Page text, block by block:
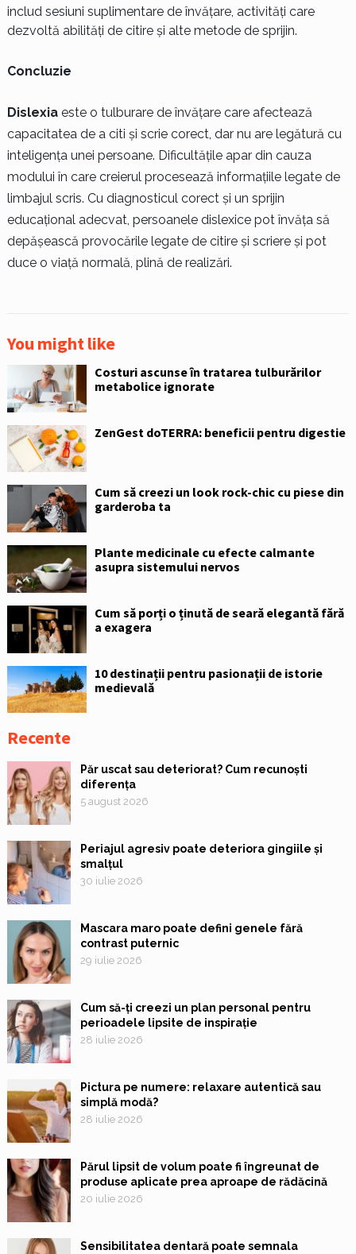
includ sesiuni suplimentare de învățare, activități care
dezvoltă abilități de citire și alte metode de sprijin.
Concluzie
Dislexiaeste o tulburare de învățare care afectează
capacitatea de a citi și scrie corect, dar nu are legătură cu
inteligența unei persoane. Dificultățile apar din cauza
modului în care creierul procesează informațiile legate de
limbajul scris. Cu diagnosticul corect și un sprijin
educațional adecvat, persoanele dislexice pot învăța să
depășească provocările legate de citire și scriere și pot
duce o viață normală, plină de realizări.
You might like
Costuri ascunse în tratarea tulburărilor
metabolice ignorate
ZenGest doTERRA: beneficii pentru digestie
Cum să creezi un look rock-chic cu piese din
garderoba ta
Plante medicinale cu efecte calmante
asupra sistemului nervos
Cum să porți o ținută de seară elegantă fără
a exagera
10 destinații pentru pasionații de istorie
medievală
Recente
Păr uscat sau deteriorat? Cum recunoști
diferența
5 august 2026
Periajul agresiv poate deteriora gingiile și
smalțul
30 iulie 2026
Mascara maro poate defini genele fără
contrast puternic
29 iulie 2026
Cum să-ți creezi un plan personal pentru
perioadele lipsite de inspirație
28 iulie 2026
Pictura pe numere: relaxare autentică sau
simplă modă?
28 iulie 2026
Părul lipsit de volum poate fi îngreunat de
produse aplicate prea aproape de rădăcină
20 iulie 2026
Sensibilitatea dentară poate semnala